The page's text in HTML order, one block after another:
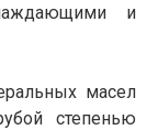
и
масел
степенью